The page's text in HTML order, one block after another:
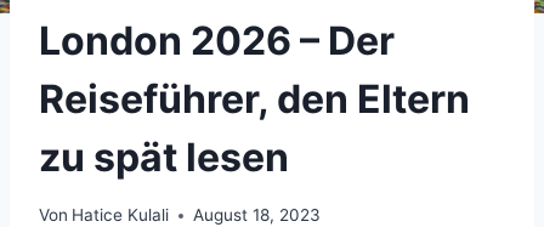
London 2026 – Der
Reiseführer, den Eltern
zu spät lesen
Von Hatice Kulali August 18, 2023